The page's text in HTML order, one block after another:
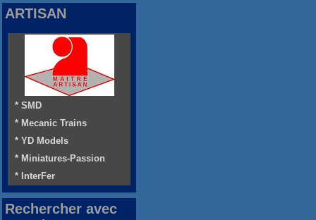
ARTISAN
* SMD
* Mecanic Trains
* YD Models
* Miniatures-Passion
* InterFer
Rechercher avec